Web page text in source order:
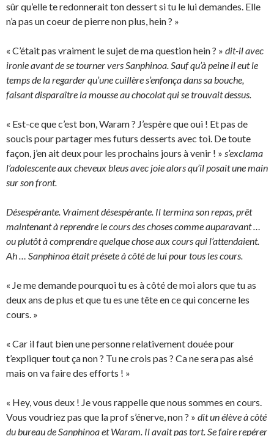
sûr qu’elle te redonnerait ton dessert si tu le lui demandes. Elle
n’a pas un coeur de pierre non plus, hein ? »
« C’était pas vraiment le sujet de ma question hein ? » dit-il avec
ironie avant de se tourner vers Sanphinoa. Sauf qu’à peine il eut le
temps de la regarder qu’une cuillère s’enfonça dans sa bouche,
faisant disparaître la mousse au chocolat qui se trouvait dessus.
« Est-ce que c’est bon, Waram ? J’espère que oui ! Et pas de
soucis pour partager mes futurs desserts avec toi. De toute
façon, j’en ait deux pour les prochains jours à venir ! » s’exclama
l’adolescente aux cheveux bleus avec joie alors qu’il posait une main
sur son front.
Désespérante. Vraiment désespérante. Il termina son repas, prêt
maintenant à reprendre le cours des choses comme auparavant …
ou plutôt à comprendre quelque chose aux cours qui l’attendaient.
Ah … Sanphinoa était présete à côté de lui pour tous les cours.
« Je me demande pourquoi tu es à côté de moi alors que tu as
deux ans de plus et que tu es une tête en ce qui concerne les
cours. »
« Car il faut bien une personne relativement douée pour
t’expliquer tout ça non ? Tu ne crois pas ? Ca ne sera pas aisé
mais on va faire des efforts ! »
« Hey, vous deux ! Je vous rappelle que nous sommes en cours.
Vous voudriez pas que la prof s’énerve, non ? » dit un élève à côté
du bureau de Sanphinoa et Waram. Il avait pas tort. Se faire repérer